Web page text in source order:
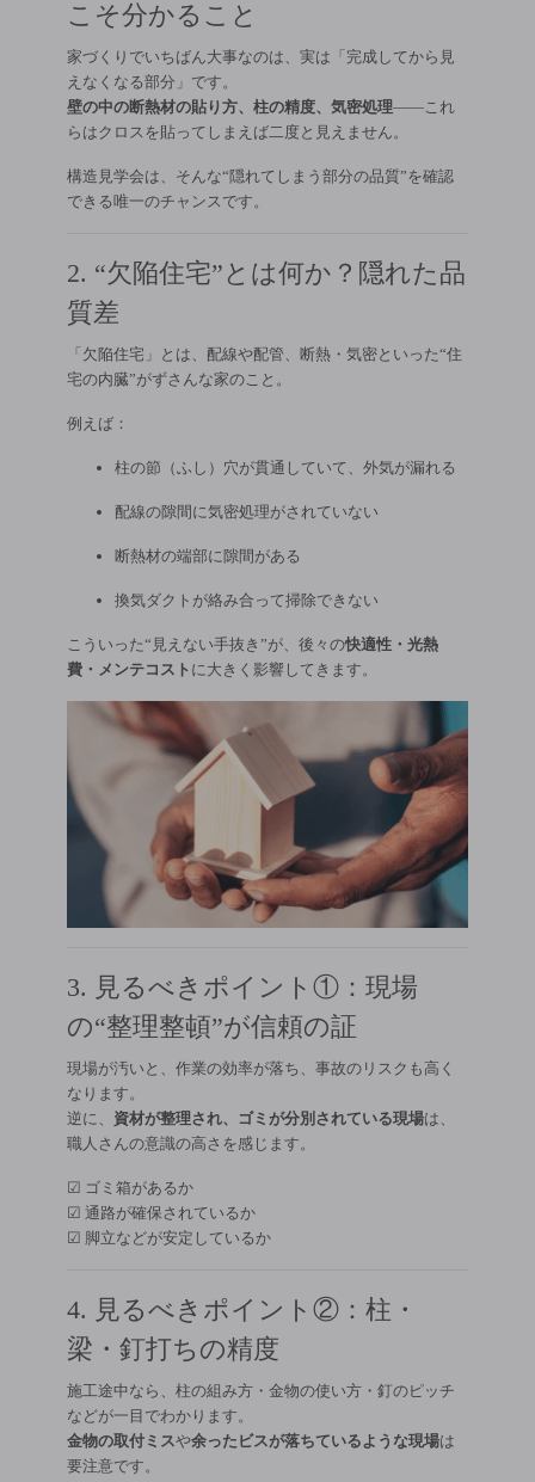
こそ分かること
家づくりでいちばん大事なのは、実は「完成してから見
えなくなる部分」です。
壁の中の断熱材の貼り方、柱の精度、気密処理――これ
らはクロスを貼ってしまえば二度と見えません。
構造見学会は、そんな“隠れてしまう部分の品質”を確認
できる唯一のチャンスです。
2. “欠陥住宅”とは何か？隠れた品
質差
「欠陥住宅」とは、配線や配管、断熱・気密といった“住
宅の内臓”がずさんな家のこと。
例えば：
柱の節（ふし）穴が貫通していて、外気が漏れる
配線の隙間に気密処理がされていない
断熱材の端部に隙間がある
換気ダクトが絡み合って掃除できない
こういった“見えない手抜き”が、後々の快適性・光熱
費・メンテコスト に大きく影響してきます。
3. 見るべきポイント①：現場
の“整理整頓”が信頼の証
現場が汚いと、作業の効率が落ち、事故のリスクも高く
なります。
逆に、 資材が整理され、ゴミが分別されている現場は、
職人さんの意識の高さを感じます。
☑ ゴミ箱があるか
☑ 通路が確保されているか
☑ 脚立などが安定しているか
4. 見るべきポイント②：柱・
梁・釘打ちの精度
施工途中なら、柱の組み方・金物の使い方・釘のピッチ
などが一目でわかります。
金物の取付ミスや余ったビスが落ちているような現場は
要注意です。